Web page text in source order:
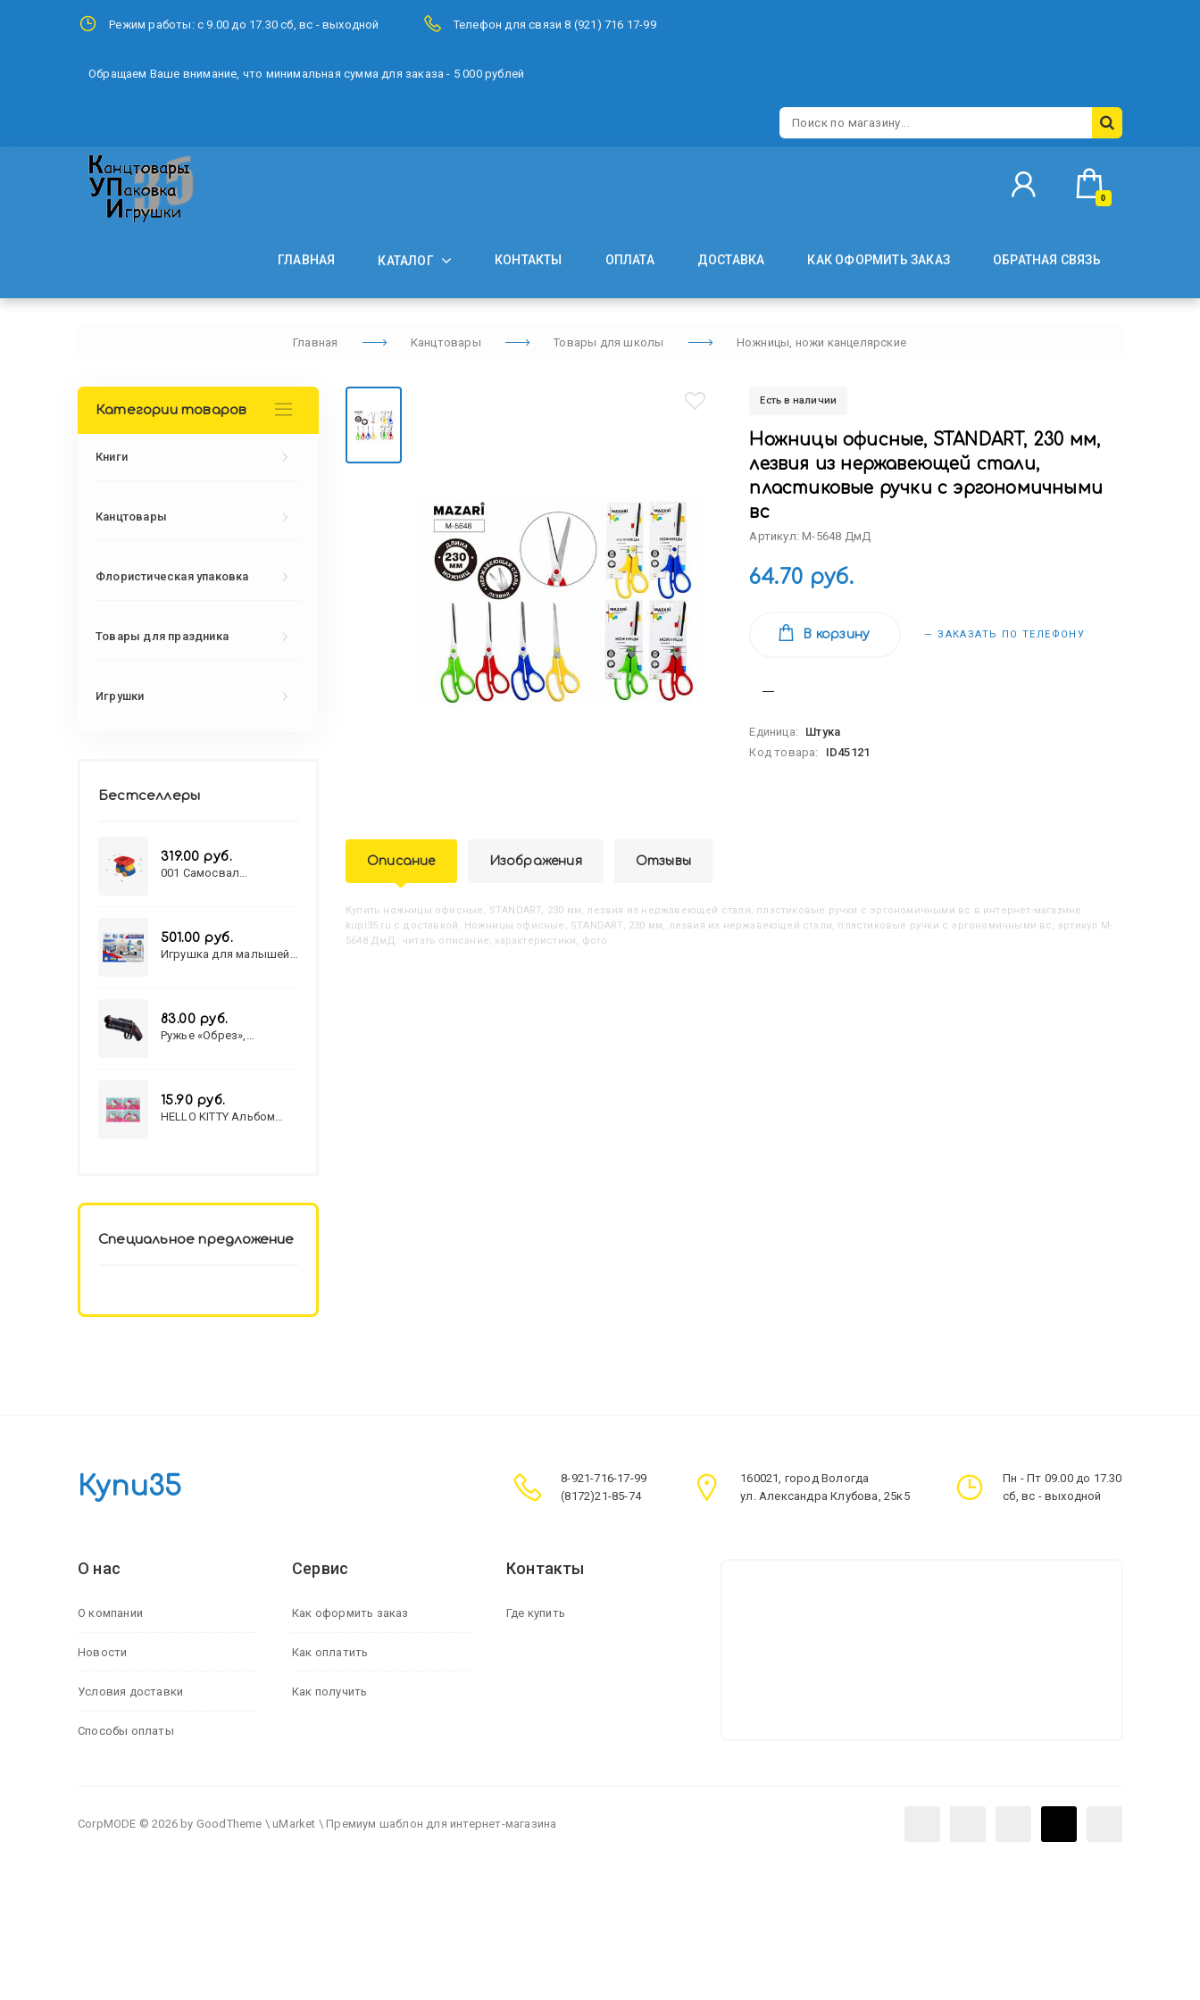
Режим работы: с 9.00 до 17.30 сб, вс - выходной Телефон для связи 8 (921) 716 17-99
Обращаем Ваше внимание, что минимальная сумма для заказа - 5 000 рублей
0
ГЛАВНАЯ КАТАЛОГ КОНТАКТЫ ОПЛАТА ДОСТАВКА КАК ОФОРМИТЬ ЗАКАЗ ОБРАТНАЯ СВЯЗЬ
Главная Канцтовары Товары для школы Ножницы, ножи канцелярские
Есть в наличии
Ножницы офисные, STANDART, 230 мм,
лезвия из нержавеющей стали,
пластиковые ручки с эргономичными
вс
Артикул: M-5648 ДмД
64.70 руб.
В корзину — ЗАКАЗАТЬ ПО ТЕЛЕФОНУ
Единица:
Штука
Код товара:
ID45121
Описание Изображения Отзывы
Купить Ножницы офисные, STANDART, 230 мм, лезвия из нержавеющей стали, пластиковые ручки с эргономичными вс в интернет-магазине
kupi35.ru с доставкой. Ножницы офисные, STANDART, 230 мм, лезвия из нержавеющей стали, пластиковые ручки с эргономичными вс, артикул M-
5648 ДмД: читать описание, характеристики, фото
Категории товаров
Книги
Канцтовары
Флористическая упаковка
Товары для праздника
Игрушки
Бестселлеры
319.00 руб.
001 Самосвал
501.00 руб.
Игрушка для малышей
83.00 руб.
Ружье «Обрез»,
15.90 руб.
HELLO KITTY Альбом
Специальное предложение
Купи35
8-921-716-17-99
(8172)21-85-74
160021, город Вологда
ул. Александра Клубова, 25к5
Пн - Пт 09.00 до 17.30
сб, вс - выходной
О нас
О компании
Новости
Условия доставки
Способы оплаты
Сервис
Как оформить заказ
Как оплатить
Как получить
Контакты
Где купить
CorpMODE © 2026 by GoodTheme \ uMarket \ Премиум шаблон для интернет-магазина